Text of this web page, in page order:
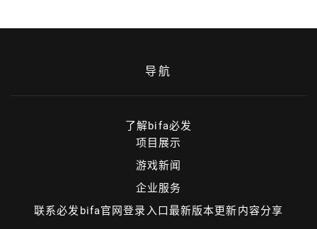
导航
了解bifa必发
项目展示
游戏新闻
企业服务
联系必发bifa官网登录入口最新版本更新内容分享